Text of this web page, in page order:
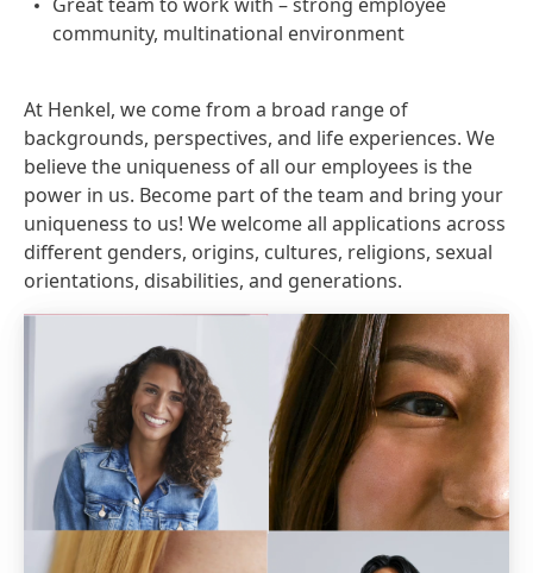
community, multinational environment
At Henkel, we come from a broad range of
backgrounds, perspectives, and life experiences. We
believe the uniqueness of all our employees is the
power in us. Become part of the team and bring your
uniqueness to us! We welcome all applications across
different genders, origins, cultures, religions, sexual
orientations, disabilities, and generations.